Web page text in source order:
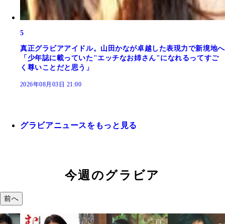
5
真正グラビアアイドル。山田かなが卓越した表現力で新境地へ
「少年誌に載っていた"エッチなお姉さん"になれるってすご
く尊いことだと思う」
2026年08月03日 21:00
グラビアニュースをもっと見る
今週のグラビア
前へ